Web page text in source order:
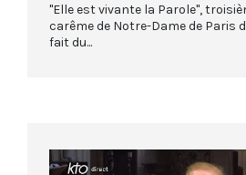
"Elle est vivante la Parole",
carême de Notre-Dame de Paris
fait du...